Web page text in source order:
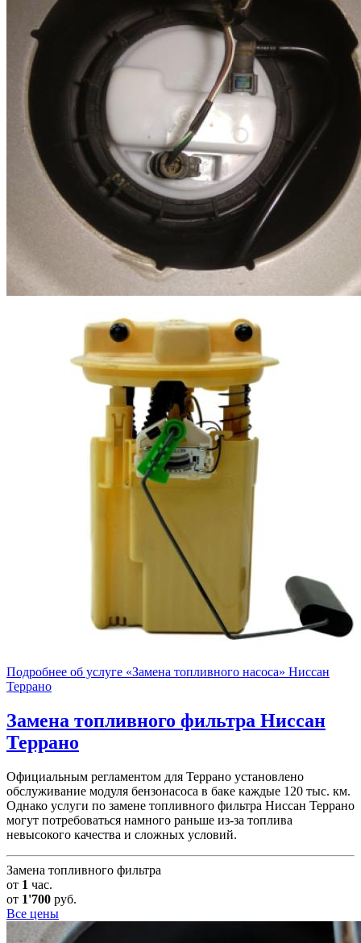
Подробнее об услуге «Замена топливного насоса» Ниссан
Террано
Замена топливного фильтра Ниссан
Террано
Официальным регламентом для Террано установлено
обслуживание модуля бензонасоса в баке каждые 120 тыс. км.
Однако услуги по замене топливного фильтра Ниссан Террано
могут потребоваться намного раньше из-за топлива
невысокого качества и сложных условий.
Замена топливного фильтра
от 1 час.
от 1'700 руб.
Все цены